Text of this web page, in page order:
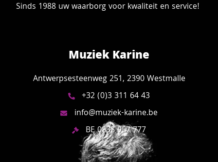
Sinds 1988 uw waarborg voor kwaliteit en service!
Muziek Karine
Antwerpsesteenweg 251, 2390 Westmalle
+32 (0)3 311 64 43
info@muziek-karine.be
BE 0835 957 777